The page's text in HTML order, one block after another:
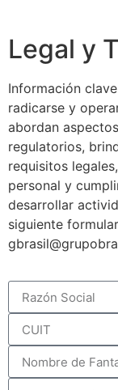
Legal y
Información
radicarse y
abordan
regulatorios,
requisitos
personal y
desarrollar
siguiente